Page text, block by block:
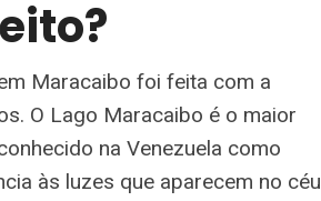
Maracaibo foi feita com a
O Lago Maracaibo é o maior
na Venezuela como
às luzes que aparecem no céu